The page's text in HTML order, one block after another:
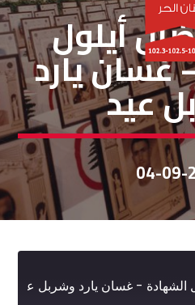
الحر أيلول
غسان يارد
عيد
04-09-
الشهادة - غسان يارد وشربل عيد